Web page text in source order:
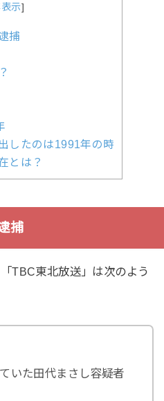
示]
捕
したのは1991年の時
とは？
捕
TBC東北放送」は次のよう
いた田代まさし容疑者